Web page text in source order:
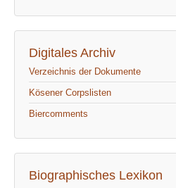
Digitales Archiv
Verzeichnis der Dokumente
Kösener Corpslisten
Biercomments
Biographisches Lexikon